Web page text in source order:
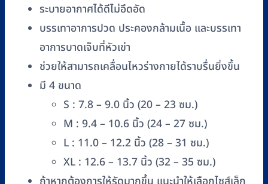
ระบายอากาศได้ดีไม่อึดอัด
บรรเทาอาการปวด ประคองกล้ามเนื้อ และบรรเทา
อาการบาดเจ็บที่หัวเข่า
ช่วยให้สามารถเคลื่อนไหวร่างกายได้ราบรื่นยิ่งขึ้น
มี 4 ขนาด
S : 7.8 – 9.0 นิ้ว (20 – 23 ซม.)
M : 9.4 – 10.6 นิ้ว (24 – 27 ซม.)
L : 11.0 – 12.2 นิ้ว (28 – 31 ซม.)
XL : 12.6 – 13.7 นิ้ว (32 – 35 ซม.)